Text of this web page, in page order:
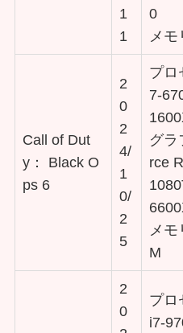
1
1
0
メ
Call of Dut
y： Black O
ps 6
2
0
2
4/
1
0/
2
5
プロ
7-
グラ
rce
メ
M
2
0
プロ
i7-